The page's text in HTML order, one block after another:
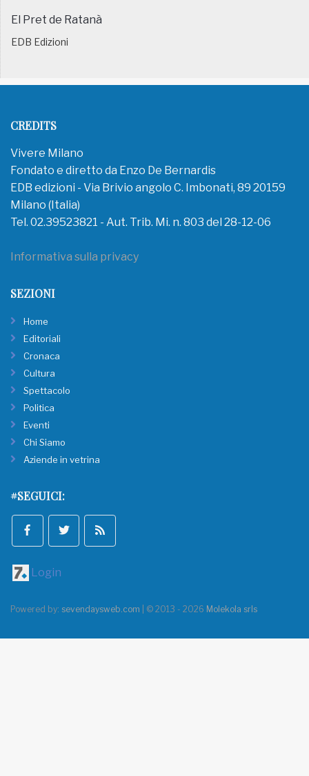
El Pret de Ratanà
EDB Edizioni
CREDITS
Vivere Milano
Fondato e diretto da Enzo De Bernardis
EDB edizioni - Via Brivio angolo C. Imbonati, 89 20159
Milano (Italia)
Tel. 02.39523821 - Aut. Trib. Mi. n. 803 del 28-12-06
Informativa sulla privacy
SEZIONI
Home
Editoriali
Cronaca
Cultura
Spettacolo
Politica
Eventi
Chi Siamo
Aziende in vetrina
#SEGUICI:
Login
Powered by: sevendaysweb.com | © 2013 - 2026 Molekola srls